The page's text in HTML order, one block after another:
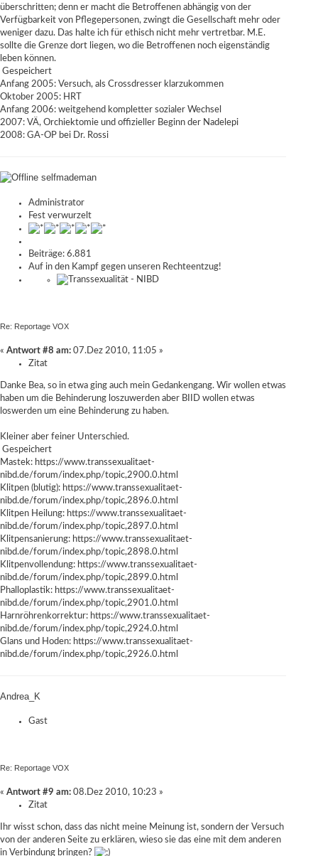
überschritten; denn er macht die Betroffenen abhängig von der
Verfügbarkeit von Pflegepersonen, zwingt die Gesellschaft mehr oder
weniger dazu. Das halte ich für ethisch nicht mehr vertretbar. M.E.
sollte die Grenze dort liegen, wo die Betroffenen noch eigenständig
leben können.
Gespeichert
Anfang 2005: Versuch, als Crossdresser klarzukommen
Oktober 2005: HRT
Anfang 2006: weitgehend kompletter sozialer Wechsel
2007: VÄ, Orchiektomie und offizieller Beginn der Nadelepi
2008: GA-OP bei Dr. Rossi
selfmademan
Administrator
Fest verwurzelt
Beiträge: 6.881
Auf in den Kampf gegen unseren Rechteentzug!
Re: Reportage VOX
« Antwort #8 am: 07.Dez 2010, 11:05 »
Zitat
Danke Bea, so in etwa ging auch mein Gedankengang. Wir wollen etwas
haben um die Behinderung loszuwerden aber BIID wollen etwas
loswerden um eine Behinderung zu haben.
Kleiner aber feiner Unterschied.
Gespeichert
Mastek: https://www.transsexualitaet-
nibd.de/forum/index.php/topic,2900.0.html
Klitpen (blutig): https://www.transsexualitaet-
nibd.de/forum/index.php/topic,2896.0.html
Klitpen Heilung: https://www.transsexualitaet-
nibd.de/forum/index.php/topic,2897.0.html
Klitpensanierung: https://www.transsexualitaet-
nibd.de/forum/index.php/topic,2898.0.html
Klitpenvollendung: https://www.transsexualitaet-
nibd.de/forum/index.php/topic,2899.0.html
Phalloplastik: https://www.transsexualitaet-
nibd.de/forum/index.php/topic,2901.0.html
Harnröhrenkorrektur: https://www.transsexualitaet-
nibd.de/forum/index.php/topic,2924.0.html
Glans und Hoden: https://www.transsexualitaet-
nibd.de/forum/index.php/topic,2926.0.html
Andrea_K
Gast
Re: Reportage VOX
« Antwort #9 am: 08.Dez 2010, 10:23 »
Zitat
Ihr wisst schon, dass das nicht meine Meinung ist, sondern der Versuch
von der anderen Seite zu erklären, wieso sie das eine mit dem anderen
in Verbindung bringen?